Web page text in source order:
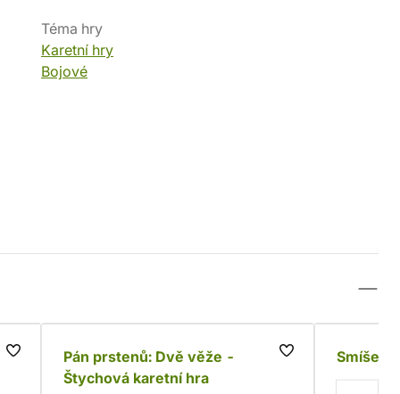
Téma hry
Karetní hry
Bojové
Pán prstenů: Dvě věže -
Štychová karetní hra